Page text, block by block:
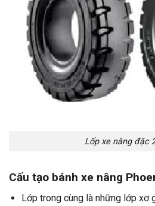
Lốp xe nâng đặc
Cấu tạo bánh xe nâng
Lớp trong cùng là những lớp xơ